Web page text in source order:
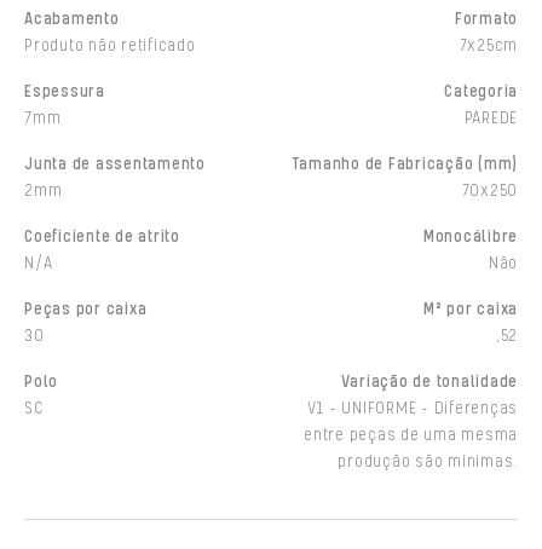
Acabamento
Produto não retificado
Formato
7x25cm
Espessura
7mm
Categoria
PAREDE
Junta de assentamento
2mm
Tamanho de Fabricação (mm)
70x250
Coeficiente de atrito
N/A
Monocálibre
Não
Peças por caixa
30
M² por caixa
,52
Polo
SC
Variação de tonalidade
V1 - UNIFORME - Diferenças
entre peças de uma mesma
produção são mínimas.